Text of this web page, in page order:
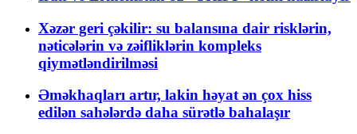
Xəzər geri çəkilir: su balansına dair risklərin,
nəticələrin və zəifliklərin kompleks
qiymətləndirilməsi
Əməkhaqları artır, lakin həyat ən çox hiss
edilən sahələrdə daha sürətlə bahalaşır